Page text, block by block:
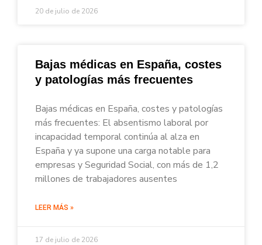
20 de julio de 2026
Bajas médicas en España, costes
y patologías más frecuentes
Bajas médicas en España, costes y patologías
más frecuentes: El absentismo laboral por
incapacidad temporal continúa al alza en
España y ya supone una carga notable para
empresas y Seguridad Social, con más de 1,2
millones de trabajadores ausentes
LEER MÁS »
17 de julio de 2026